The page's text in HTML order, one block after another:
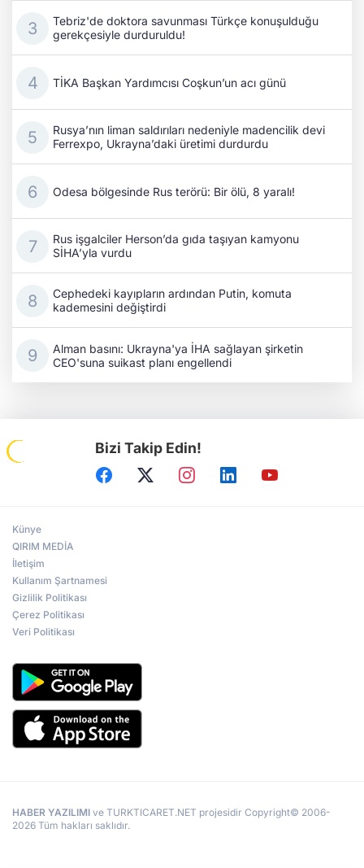
Tebriz'de doktora savunması Türkçe konuşulduğu
gerekçesiyle durduruldu!
TİKA Başkan Yardımcısı Coşkun’un acı günü
Rusya’nın liman saldırıları nedeniyle madencilik devi
Ferrexpo, Ukrayna’daki üretimi durdurdu
Odesa bölgesinde Rus terörü: Bir ölü, 8 yaralı!
Rus işgalciler Herson’da gıda taşıyan kamyonu
SİHA’yla vurdu
Cephedeki kayıpların ardından Putin, komuta
kademesini değiştirdi
Alman basını: Ukrayna'ya İHA sağlayan şirketin
CEO'suna suikast planı engellendi
Bizi Takip Edin!
Künye
QIRIM MEDİA
İletişim
Kullanım Şartnamesi
Gizlilik Politikası
Çerez Politikası
Veri Politikası
HABER YAZILIMI ve TURKTICARET.NET projesidir Copyright© 2006-
2026 Tüm hakları saklıdır.